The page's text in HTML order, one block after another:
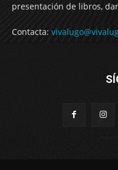
presentación de libros,
Contacta: